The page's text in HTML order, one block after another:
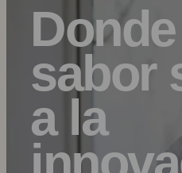
sabor
a la